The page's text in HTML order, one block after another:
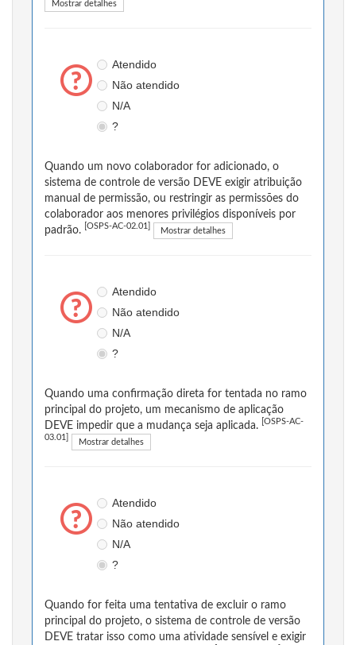
Mostrar detalhes
Atendido
Não atendido
N/A
?
Quando um novo colaborador for adicionado, o
sistema de controle de versão DEVE exigir atribuição
manual de permissão, ou restringir as permissões do
colaborador aos menores privilégios disponíveis por
padrão.
[OSPS-AC-02.01] Mostrar detalhes
Atendido
Não atendido
N/A
?
Quando uma confirmação direta for tentada no ramo
principal do projeto, um mecanismo de aplicação
DEVE impedir que a mudança seja aplicada.
[OSPS-AC-
03.01] Mostrar detalhes
Atendido
Não atendido
N/A
?
Quando for feita uma tentativa de excluir o ramo
principal do projeto, o sistema de controle de versão
DEVE tratar isso como uma atividade sensível e exigir